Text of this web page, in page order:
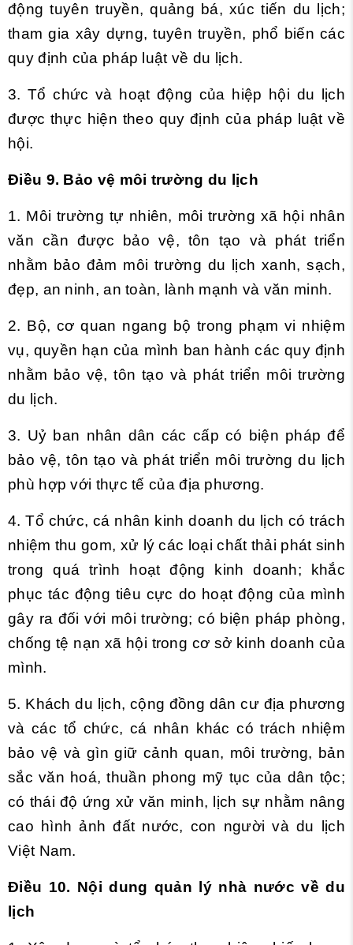
động tuyên truyền, quảng bá, xúc tiến du lịch;
tham gia xây dựng, tuyên truyền, phổ biến các
quy định của pháp luật về du lịch.
3. Tổ chức và hoạt động của hiệp hội du lịch
được thực hiện theo quy định của pháp luật về
hội.
Điều 9. Bảo vệ môi trường du lịch
1. Môi trường tự nhiên, môi trường xã hội nhân
văn cần được bảo vệ, tôn tạo và phát triển
nhằm bảo đảm môi trường du lịch xanh, sạch,
đẹp, an ninh, an toàn, lành mạnh và văn minh.
2. Bộ, cơ quan ngang bộ trong phạm vi nhiệm
vụ, quyền hạn của mình ban hành các quy định
nhằm bảo vệ, tôn tạo và phát triển môi trường
du lịch.
3. Uỷ ban nhân dân các cấp có biện pháp để
bảo vệ, tôn tạo và phát triển môi trường du lịch
phù hợp với thực tế của địa phương.
4. Tổ chức, cá nhân kinh doanh du lịch có trách
nhiệm thu gom, xử lý các loại chất thải phát sinh
trong quá trình hoạt động kinh doanh; khắc
phục tác động tiêu cực do hoạt động của mình
gây ra đối với môi trường; có biện pháp phòng,
chống tệ nạn xã hội trong cơ sở kinh doanh của
mình.
5. Khách du lịch, cộng đồng dân cư địa phương
và các tổ chức, cá nhân khác có trách nhiệm
bảo vệ và gìn giữ cảnh quan, môi trường, bản
sắc văn hoá, thuần phong mỹ tục của dân tộc;
có thái độ ứng xử văn minh, lịch sự nhằm nâng
cao hình ảnh đất nước, con người và du lịch
Việt Nam.
Điều 10. Nội dung quản lý nhà nước về du
lịch